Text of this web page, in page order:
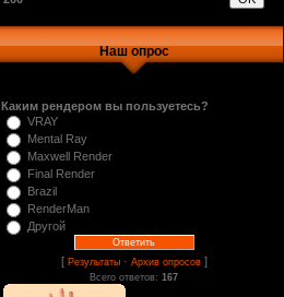
Наш опрос
Каким рендером вы пользуетесь?
VRAY
Mental Ray
Maxwell Render
Final Render
Brazil
RenderMan
Другой
[ Результаты· Архив опросов]
Всего ответов: 167